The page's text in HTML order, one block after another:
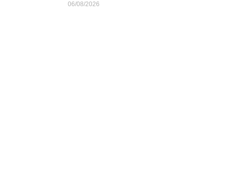
animais silvestres
06/08/2026